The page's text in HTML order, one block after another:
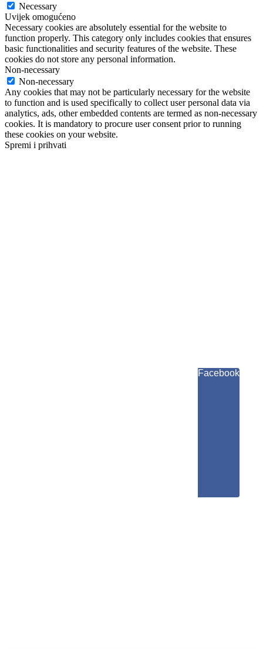
Necessary
Uvijek omogućeno
Necessary cookies are absolutely essential for the website to
function properly. This category only includes cookies that ensures
basic functionalities and security features of the website. These
cookies do not store any personal information.
Non-necessary
Non-necessary
Any cookies that may not be particularly necessary for the website
to function and is used specifically to collect user personal data via
analytics, ads, other embedded contents are termed as non-necessary
cookies. It is mandatory to procure user consent prior to running
these cookies on your website.
Spremi i prihvati
Facebook